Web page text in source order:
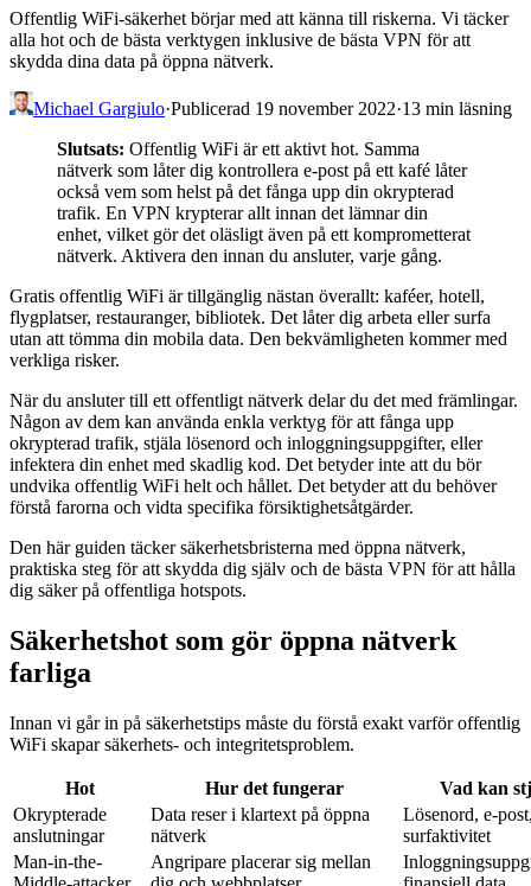
Offentlig WiFi-säkerhet börjar med att känna till riskerna. Vi täcker
alla hot och de bästa verktygen inklusive de bästa VPN för att
skydda dina data på öppna nätverk.
Michael Gargiulo·Publicerad 19 november 2022·13 min läsning
Slutsats: Offentlig WiFi är ett aktivt hot. Samma
nätverk som låter dig kontrollera e-post på ett kafé låter
också vem som helst på det fånga upp din okrypterad
trafik. En VPN krypterar allt innan det lämnar din
enhet, vilket gör det oläsligt även på ett komprometterat
nätverk. Aktivera den innan du ansluter, varje gång.
Gratis offentlig WiFi är tillgänglig nästan överallt: kaféer, hotell,
flygplatser, restauranger, bibliotek. Det låter dig arbeta eller surfa
utan att tömma din mobila data. Den bekvämligheten kommer med
verkliga risker.
När du ansluter till ett offentligt nätverk delar du det med främlingar.
Någon av dem kan använda enkla verktyg för att fånga upp
okrypterad trafik, stjäla lösenord och inloggningsuppgifter, eller
infektera din enhet med skadlig kod. Det betyder inte att du bör
undvika offentlig WiFi helt och hållet. Det betyder att du behöver
förstå farorna och vidta specifika försiktighetsåtgärder.
Den här guiden täcker säkerhetsbristerna med öppna nätverk,
praktiska steg för att skydda dig själv och de bästa VPN för att hålla
dig säker på offentliga hotspots.
Säkerhetshot som gör öppna nätverk
farliga
Innan vi går in på säkerhetstips måste du förstå exakt varför offentlig
WiFi skapar säkerhets- och integritetsproblem.
Hot Hur det fungerar
Vad kan
Okrypterade
anslutningar
Data reser i klartext på öppna
nätverk
Lösenord, e-
surfaktivitet
Man-in-the-
Angripare placerar sig mellan